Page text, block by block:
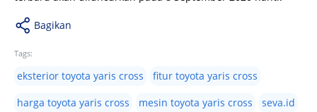
Bagikan
Tags:
eksterior toyota yaris cross
fitur toyota yaris cross
harga toyota yaris cross
mesin toyota yaris cross
seva.id